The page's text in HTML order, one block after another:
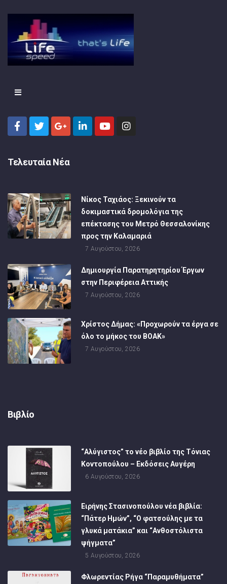
Τελευταία Νέα
Νίκος Ταχιάος: Ξεκινούν τα
δοκιμαστικά δρομολόγια της
επέκτασης του Μετρό Θεσσαλονίκης
προς την Καλαμαριά
7 Αυγούστου, 2026
Δημιουργία Παρατηρητηρίου Έργων
στην Περιφέρεια Αττικής
7 Αυγούστου, 2026
Χρίστος Δήμας: «Προχωρούν τα έργα σε
όλο το μήκος του ΒΟΑΚ»
7 Αυγούστου, 2026
Βιβλίο
“Αλύγιστος” το νέο βιβλίο της Τόνιας
Κοντοπούλου – Εκδόσεις Αυγέρη
6 Αυγούστου, 2026
Ειρήνης Στασινοπούλου νέα βιβλία:
“Πάτερ Ημών”, “Ο φατσούλης με τα
γλυκά ματάκια” και “Ανθοστόλιστα
ψήγματα”
5 Αυγούστου, 2026
Φλωρεντίας Ρήγα “Παραμυθήματα”